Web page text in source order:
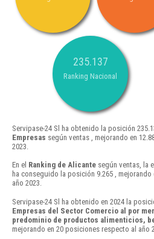
235.137
Ranking Nacional
Servipase-24 Sl ha obtenido la posición
Empresas según ventas , mejorando en
2023.
En el Ranking de Alicante según ventas, la
ha conseguido la posición 9.265 ,
año 2023.
Servipase-24 Sl ha obtenido en 2024 la
Empresas del Sector Comercio al por
predominio de productos alimenticios,
mejorando en 20 posiciones respecto al año